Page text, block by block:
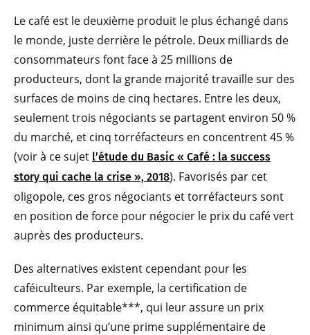
Le café est le deuxième produit le plus échangé dans
le monde, juste derrière le pétrole. Deux milliards de
consommateurs font face à 25 millions de
producteurs, dont la grande majorité travaille sur des
surfaces de moins de cinq hectares. Entre les deux,
seulement trois négociants se partagent environ 50 %
du marché, et cinq torréfacteurs en concentrent 45 %
(voir à ce sujet l’étude du Basic « Café : la success
story qui cache la crise », 2018). Favorisés par cet
oligopole, ces gros négociants et torréfacteurs sont
en position de force pour négocier le prix du café vert
auprès des producteurs.
Des alternatives existent cependant pour les
caféiculteurs. Par exemple, la certification de
commerce équitable***, qui leur assure un prix
minimum ainsi qu’une prime supplémentaire de